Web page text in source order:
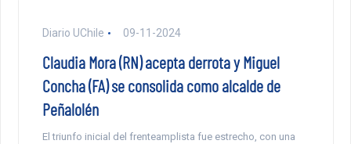
Diario UChile 09-11-2024
Claudia Mora (RN) acepta derrota y Miguel
Concha (FA) se consolida como alcalde de
Peñalolén
El triunfo inicial del frenteamplista fue estrecho, con una